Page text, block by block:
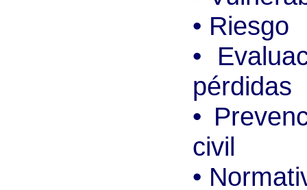
• Riesgo
•
pérdidas
•
civil
•